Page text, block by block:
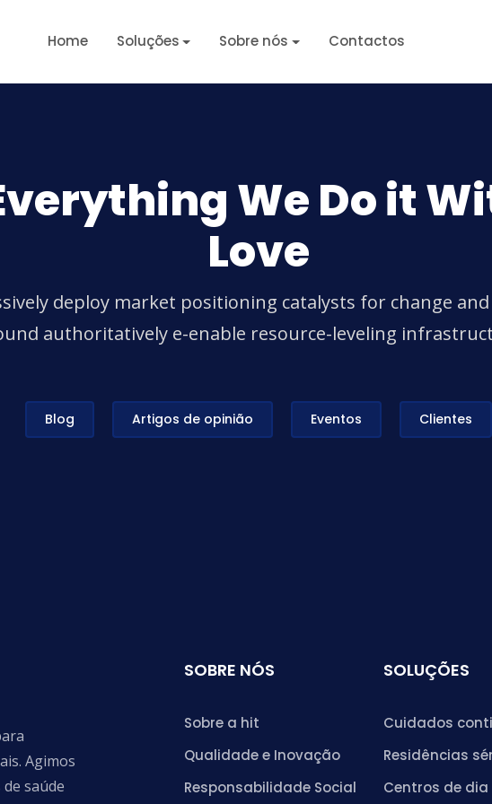
Home Soluções Sobre nós Contactos
We Do it
Love
deploy market positioning catalysts for change
authoritatively e-enable resource-leveling
Blog Artigos de opinião Eventos Clientes
Agimos
saúde
SOBRE NÓS
Sobre a hit
Qualidade e Inovação
Responsabilidade Social
SOLUÇÕES
Cuidados
Residências
Centros de dia